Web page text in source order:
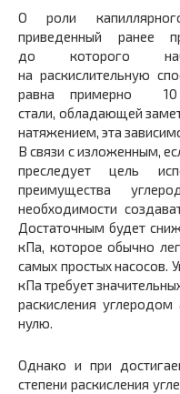
О роли
приведенный ранее
до которого
на раскислительную
равна примерно
стали, обладающей
натяжением, эта
В связи с изложенным,
преследует цель
преимущества
необходимости
Достаточным будет
кПа, которое обычно
самых простых насосов.
кПа требует
раскисления углеродом
нулю.
Однако и при
степени раскисления